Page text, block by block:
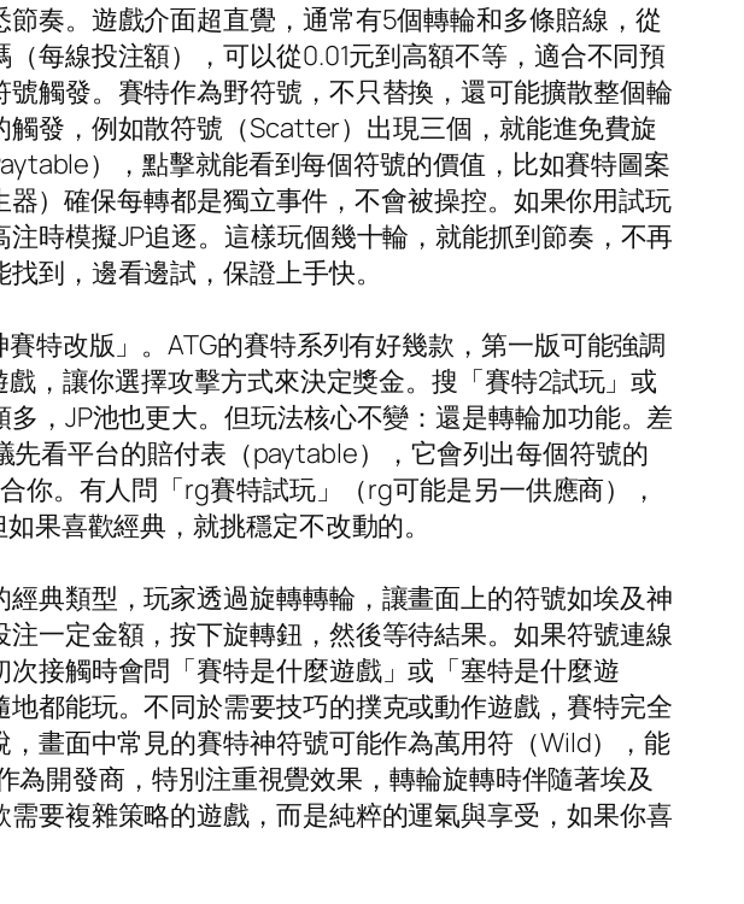
奏。遊戲介面超直覺，通常有5個轉輪和多條賠線，從
每線投注額），可以從0.01元到高額不等，適合不同預
觸發。賽特作為野符號，不只替換，還可能擴散整個輪
發，例如散符號（Scatter）出現三個，就能進免費旋
），點擊就能看到每個符號的價值，比如賽特圖案
）確保每轉都是獨立事件，不會被操控。如果你用試玩
時模擬JP追逐。這樣玩個幾十輪，就能抓到節奏，不再
到，邊看邊試，保證上手快。
特改版」。ATG的賽特系列有好幾款，第一版可能強調
，讓你選擇攻擊方式來決定獎金。搜「賽特2試玩」或
，JP池也更大。但玩法核心不變：還是轉輪加功能。差
看平台的賠付表（paytable），它會列出每個符號的
你。有人問「rg賽特試玩」（rg可能是另一供應商），
果喜歡經典，就挑穩定不改動的。
典類型，玩家透過旋轉轉輪，讓畫面上的符號如埃及神
一定金額，按下旋轉鈕，然後等待結果。如果符號連線
接觸時會問「賽特是什麼遊戲」或「塞特是什麼遊
都能玩。不同於需要技巧的撲克或動作遊戲，賽特完全
畫面中常見的賽特神符號可能作為萬用符（Wild），能
開發商，特別注重視覺效果，轉輪旋轉時伴隨著埃及
要複雜策略的遊戲，而是純粹的運氣與享受，如果你喜